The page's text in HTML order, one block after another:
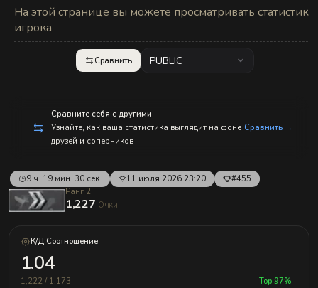
На этой странице вы можете просматривать статистику
игрока
Сравнить PUBLIC
Сравните себя с другими
Узнайте, как ваша статистика выглядит на фоне
друзей и соперников
Сравнить →
9 ч. 19 мин. 30 сек. 11 июля 2026 23:20
#455
Ранг 2
1,227 Очки
К/Д Соотношение
1.04
1,222 / 1,173 Top 97%
п
р
а
в